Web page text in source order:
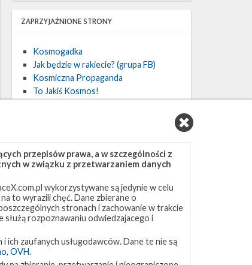
ZAPRZYJAŹNIONE STRONY
Kosmogadka
Jak będzie w rakiecie? (grupa FB)
Kosmiczna Propaganda
To Jakiś Kosmos!
przepisów prawa, a w szczególności z
w związku z przetwarzaniem danych
wykorzystywane są jedynie w celu
to wyrazili chęć. Dane zbierane o
stronach i zachowanie w trakcie
rozpoznawaniu odwiedzajacego i
ich zaufanych usługodawców. Dane te nie są
, OVH.